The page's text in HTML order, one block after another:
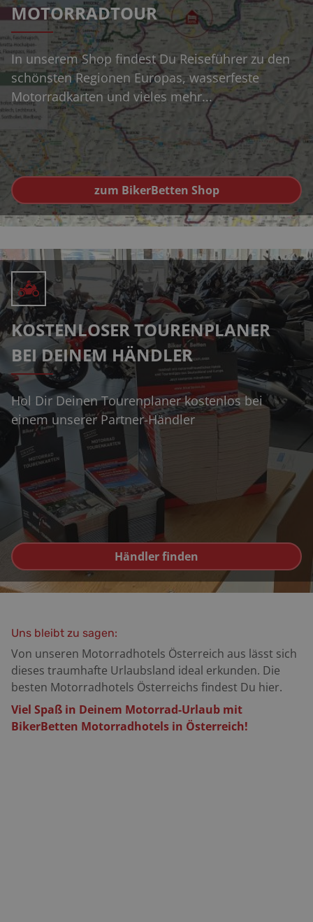
MOTORRADTOUR
In unserem Shop findest Du Reiseführer zu den
schönsten Regionen Europas, wasserfeste
Motorradkarten und vieles mehr...
zum BikerBetten Shop
KOSTENLOSER TOURENPLANER
BEI DEINEM HÄNDLER
Hol Dir Deinen Tourenplaner kostenlos bei
einem unserer Partner-Händler
Händler finden
Uns bleibt zu sagen:
Von unseren Motorradhotels Österreich aus lässt sich
dieses traumhafte Urlaubsland ideal erkunden. Die
besten Motorradhotels Österreichs findest Du hier.
Viel Spaß in Deinem Motorrad-Urlaub mit
BikerBetten Motorradhotels in Österreich!